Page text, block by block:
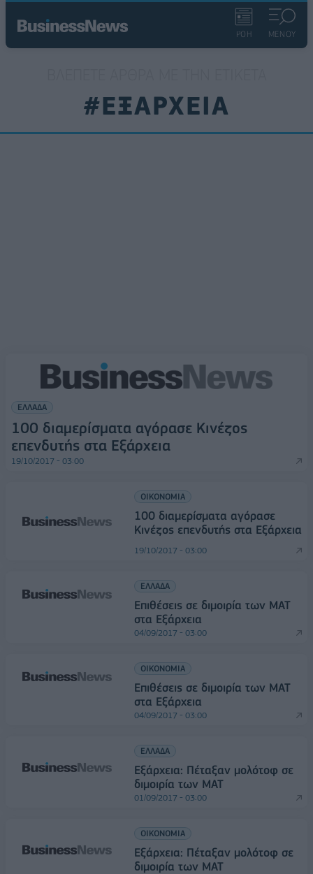
ΡΟΗ ΜΕΝΟΥ
#ΕΞΑΡΧΕΙΑ
ΕΛΛΑΔΑ
100 διαμερίσματα αγόρασε Κινέζος
επενδυτής στα Εξάρχεια
19/10/2017 - 03:00
ΟΙΚΟΝΟΜΙΑ
100 διαμερίσματα αγόρασε
Κινέζος επενδυτής στα Εξάρχεια
19/10/2017 - 03:00
ΕΛΛΑΔΑ
Επιθέσεις σε διμοιρία των ΜΑΤ
στα Εξάρχεια
04/09/2017 - 03:00
ΟΙΚΟΝΟΜΙΑ
Επιθέσεις σε διμοιρία των ΜΑΤ
στα Εξάρχεια
04/09/2017 - 03:00
ΕΛΛΑΔΑ
Εξάρχεια: Πέταξαν μολότοφ σε
διμοιρία των ΜΑΤ
01/09/2017 - 03:00
ΟΙΚΟΝΟΜΙΑ
Εξάρχεια: Πέταξαν μολότοφ σε
διμοιρία των ΜΑΤ